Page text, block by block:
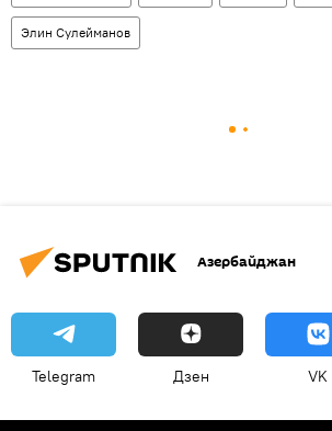
Элин Сулейманов
Азербайджан
Telegram Дзен VK